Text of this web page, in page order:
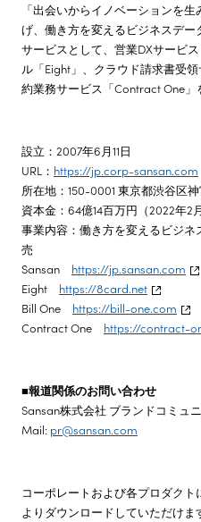
「出会いからイノベーションを
げ、働き方を変えるビジネスデ
サービスとして、営業DXサービ
ル「Eight」、クラウド請求書受
約業務サービス「Contract One」
設立：2007年6月11日
URL： https://jp.corp-sansan.com
所在地：150-0001 東京都渋谷区
資本金：64億14百万円（2022年2
事業内容：働き方を変えるビジ
売
Sansan https://jp.sansan.com
Eight https://8card.net
Bill One https://bill-one.com
Contract One https://contract-
■報道関係のお問い合わせ
Sansan株式会社 ブランドコミュ
Mail: pr@sansan.com
コーポレートおよび各プロダク
よりダウンロードしていただけま